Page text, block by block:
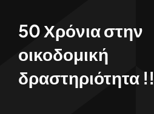
50 Χρόνια στην
οικοδομική
δραστηριότητα !!